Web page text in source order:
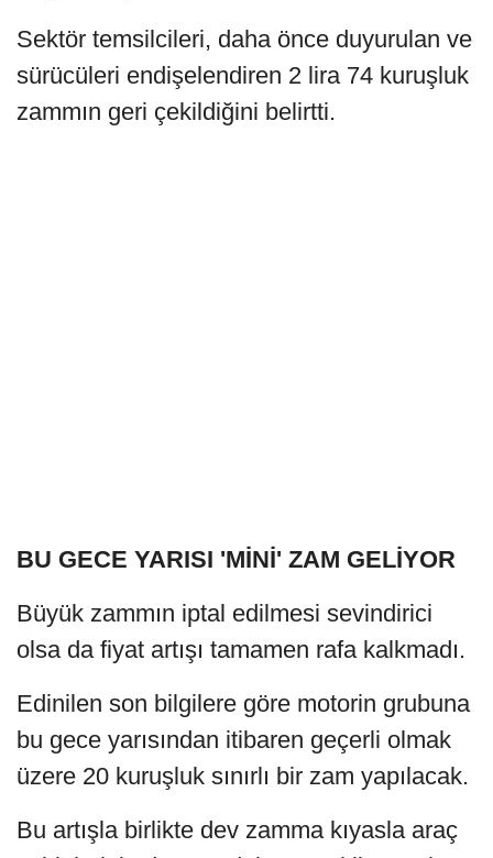
Sektör temsilcileri, daha önce duyurulan ve
sürücüleri endişelendiren 2 lira 74 kuruşluk
zammın geri çekildiğini belirtti.
BU GECE YARISI 'MİNİ' ZAM GELİYOR
Büyük zammın iptal edilmesi sevindirici
olsa da fiyat artışı tamamen rafa kalkmadı.
Edinilen son bilgilere göre motorin grubuna
bu gece yarısından itibaren geçerli olmak
üzere 20 kuruşluk sınırlı bir zam yapılacak.
Bu artışla birlikte dev zamma kıyasla araç